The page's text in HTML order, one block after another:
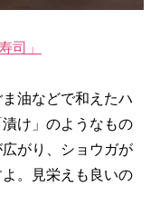
司」
油などで和えたハ
け」のようなもの
がり、ショウガが
。見栄えも良いの